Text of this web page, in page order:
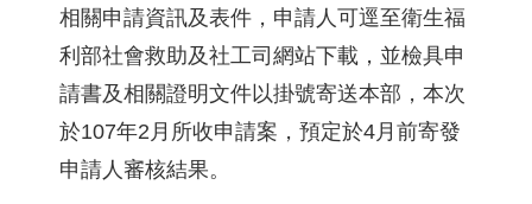
相關申請資訊及表件，申請人可逕至衛生福
利部社會救助及社工司網站下載，並檢具申
請書及相關證明文件以掛號寄送本部，本次
於107年2月所收申請案，預定於4月前寄發
申請人審核結果。